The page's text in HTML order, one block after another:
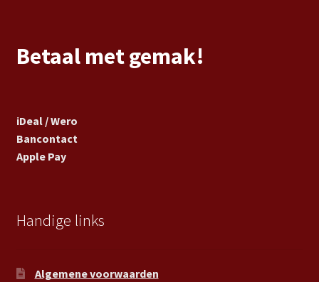
Betaal met gemak!
iDeal / Wero
Bancontact
Apple Pay
Handige links
Algemene voorwaarden